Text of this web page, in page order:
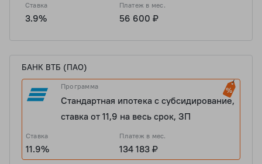
Ставка
3.9%
Платеж в мес.
56 600 ₽
БАНК ВТБ (ПАО)
Программа
Стандартная ипотека с субсидирование,
ставка от 11,9 на весь срок, ЗП
Ставка
11.9%
Платеж в мес.
134 183 ₽